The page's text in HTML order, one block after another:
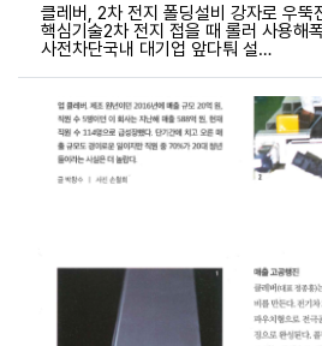
클레버, 2차 전지 폴딩설비 강자로 우뚝
핵심기술2차 전지 접을 때 롤러 사용해
사전차단국내 대기업 앞다퉈 설…